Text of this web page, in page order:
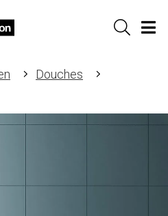
Sök
Douches